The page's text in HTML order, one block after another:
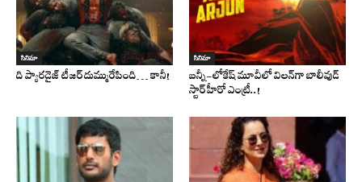
సినిమా
ది ప్యారడైజ్ టీజర్ దుమ్మురేపింది… కానీ!
సినిమా
బన్నీ-లోకేష్ మూవీలో విలన్‌గా బాలీవుడ్
స్టార్ హీరో ఎంట్రీ..!